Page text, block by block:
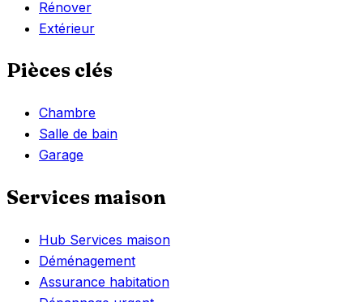
Rénover
Extérieur
Pièces clés
Chambre
Salle de bain
Garage
Services maison
Hub Services maison
Déménagement
Assurance habitation